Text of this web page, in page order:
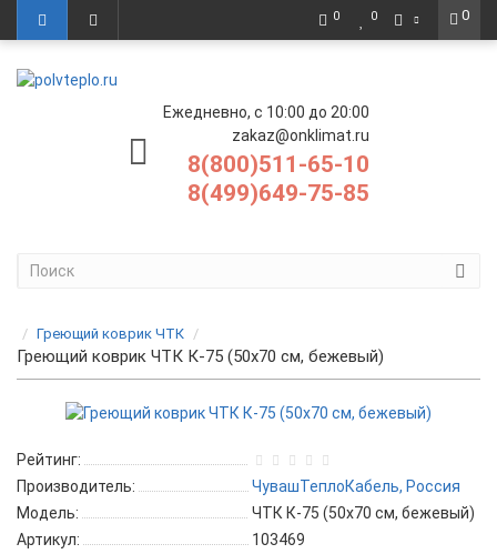
0
0 0
Ежедневно, с 10:00 до 20:00
zakaz@onklimat.ru
8(800)511-65-10
8(499)649-75-85
Греющий коврик ЧТК
Греющий коврик ЧТК К-75 (50x70 см, бежевый)
Рейтинг:
Производитель:
ЧувашТеплоКабель, Россия
Модель:
ЧТК К-75 (50x70 см, бежевый)
Артикул:
103469